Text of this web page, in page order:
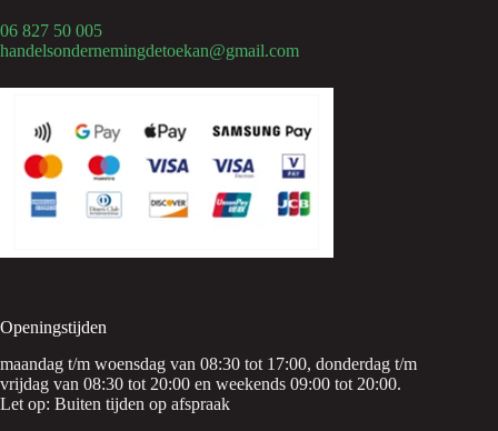
06 827 50 005
handelsondernemingdetoekan@gmail.com
Openingstijden
maandag t/m woensdag van 08:30 tot 17:00, donderdag t/m
vrijdag van 08:30 tot 20:00 en weekends 09:00 tot 20:00.
Let op: Buiten tijden op afspraak